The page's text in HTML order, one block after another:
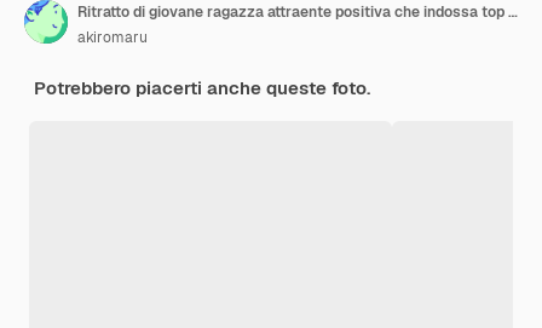
Ritratto di giovane ragazza attraente positiva che indossa top e blue jeans gialli con il pattino giallo.
akiromaru
Potrebbero piacerti anche queste foto.